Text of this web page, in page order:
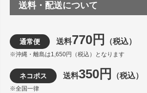
送料・配送について
通常便 送料770円 （税込）
※沖縄・離島は1,650円（税込）となります
ネコポス 送料350円 （税込）
※全国一律